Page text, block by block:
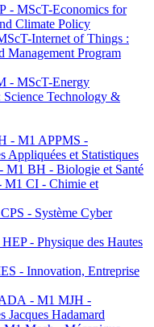
- MScT-Economics for
Climate Policy
Internet of Things :
Management Program
- MScT-Energy
Technology &
- M1 APPMS -
Appliquées et Statistiques
BH - Biologie et Santé
CI - Chimie et
- Système Cyber
- Physique des Hautes
- Innovation, Entreprise
- M1 MJH -
Jacques Hadamard